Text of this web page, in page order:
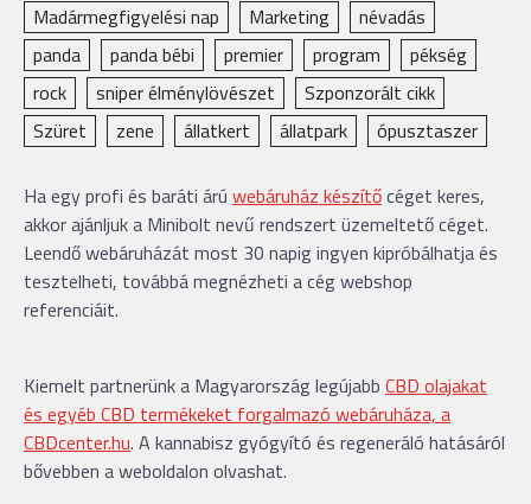
Madármegfigyelési nap
Marketing
névadás
panda
panda bébi premier program
pékség
rock
sniper élménylövészet
Szponzorált cikk
Szüret
zene állatkert állatpark ópusztaszer
Ha egy profi és baráti árú webáruház készítőcéget keres,
akkor ajánljuk a Minibolt nevű rendszert üzemeltető céget.
Leendő webáruházát most 30 napig ingyen kipróbálhatja és
tesztelheti, továbbá megnézheti a cég webshop
referenciáit.
Kiemelt partnerünk a Magyarország legújabb CBD olajakat
és egyéb CBD termékeket forgalmazó webáruháza, a
CBDcenter.hu. A kannabisz gyógyító és regeneráló hatásáról
bővebben a weboldalon olvashat.